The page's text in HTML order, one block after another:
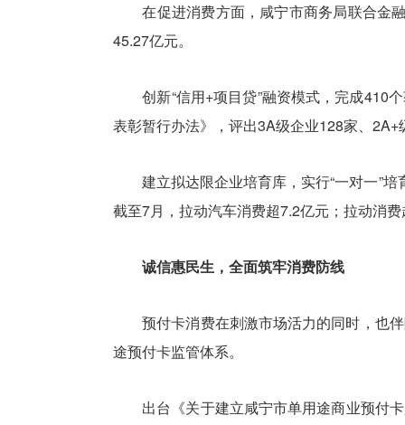
在促进消费方面，咸宁市商务局联合金融
45.27亿元。
创新“信用+项目贷”融资模式，完成410个
表彰暂行办法》，评出3A级企业128家、
建立拟达限企业培育库，实行“一对一”培
截至7月，拉动汽车消费超7.2亿元；拉动消
诚信惠民生，全面筑牢消费防线
预付卡消费在刺激市场活力的同时，也伴
途预付卡监管体系。
出台《关于建立咸宁市单用途商业预付卡